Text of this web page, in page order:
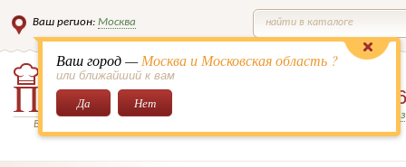
Ваш регион: Москва
Ваш город —Москва и Московская область ?
или ближайший к вам
Да Нет
найти в каталоге
Всё для кондитеров и поваров!
649-
Заказать обратный